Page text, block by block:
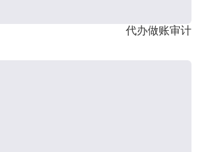
代办做账审计